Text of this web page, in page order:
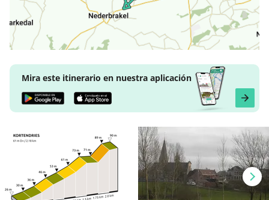
Mira este itinerario en nuestra aplicación